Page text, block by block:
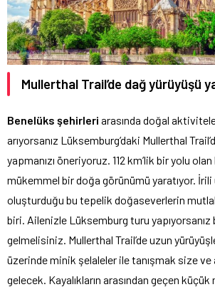
Mullerthal Trail’de dağ yürüyüşü
Benelüks şehirleri arasında doğal
arıyorsanız Lüksemburg’daki Mullerthal
yapmanızı öneriyoruz. 112 km’lik bir yolu
mükemmel bir doğa görünümü yaratıyor. İrili
oluşturduğu bu tepelik doğaseverlerin
biri. Ailenizle Lüksemburg turu yapıyorsanız
gelmelisiniz. Mullerthal Trail’de uzun
üzerinde minik şelaleler ile tanışmak size
gelecek. Kayalıkların arasından geçen